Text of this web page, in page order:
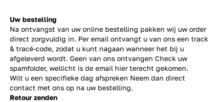
Uw bestelling
Na ontvangst van uw online bestelling pakken wij uw order
direct zorgvuldig in. Per email ontvangt u van ons een track
& tracé-code, zodat u kunt nagaan wanneer het bij u
afgeleverd wordt. Geen van ons ontvangen Check uw
spamfolder, wellicht is de email hier terecht gekomen.
Wilt u een specifieke dag afspreken Neem dan direct
contact met ons op na uw bestelling.
Retour zenden